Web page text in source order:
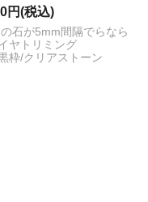
円(税込)
石が5mm間隔でらなら
ヤトリミング
枠/クリアストーン